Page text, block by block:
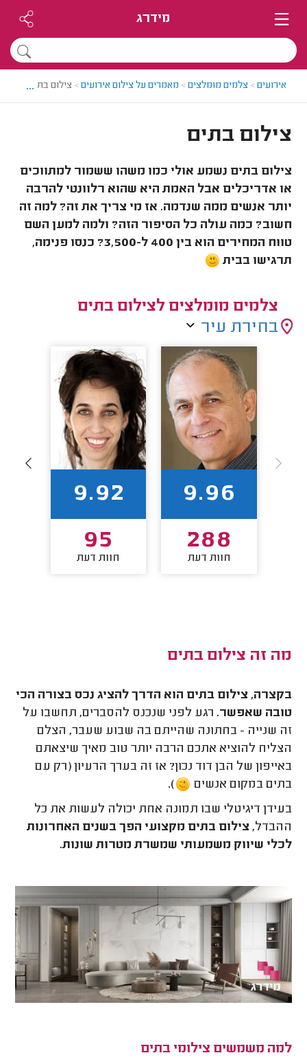
מידרג
אירועים> צלמים מומלצים> מאמרים על צילום אירועים> צילום בתים...
צילום בתים
צילום בתים נשמע אולי כמו משהו ששמור למתווכים
או אדריכלים אבל האמת היא שהוא רלוונטי להרבה
יותר אנשים ממה שנדמה. אז מי צריך את זה? למה זה
חשוב? כמה עולה כל הסיפור הזה? ולמה למען השם
טווח המחירים הוא בין 400 ל-3,500? כנסו פנימה,
תרגישו בבית
צלמים מומלצים לצילום בתים
בחירת עיר
9.96
288
חוות דעת
9.92
95
חוות דעת
מה זה צילום בתים
בקצרה, צילום בתים הוא הדרך להציג נכס בצורה הכי
טובה שאפשר. רגע לפני שנכנס להסברים, תחשבו על
זה שנייה - בחתונה שהייתם בה שבוע שעבר, הצלם
הצליח להוציא אתכם הרבה יותר טוב מאיך שיצאתם
באייפון של הבן דוד נכון? אז זה בערך הרעיון (רק עם
בתים במקום אנשים
).
בעידן דיגיטלי שבו תמונה אחת יכולה לעשות את כל
ההבדל, צילום בתים מקצועי הפך בשנים האחרונות
לכלי שיווק משמעותי שמשרת מטרות שונות.
למה משמשים צילומי בתים